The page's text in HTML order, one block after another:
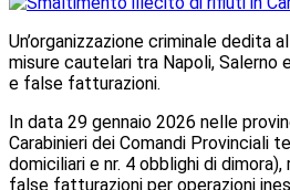
Un’organizzazione criminale
misure cautelari tra Napoli,
e false fatturazioni.
In data 29 gennaio 2026 nelle
Carabinieri dei Comandi Provinciali
domiciliari e nr. 4 obblighi di
false fatturazioni per operazioni